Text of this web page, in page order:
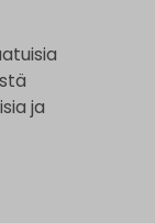
ja